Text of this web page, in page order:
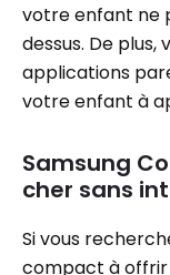
votre enfant ne
dessus. De plus,
applications
votre enfant à
Samsung
cher sans
Si vous
compact à